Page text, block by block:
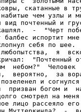
скатанные в
чем узлы и
вид почтенный и
-  "Черт
испортит
себя по шее.
я
"Почтенный
небом?"
вероятно,  за
позеленел и
богом и
смотрел на
лицо рассеяло